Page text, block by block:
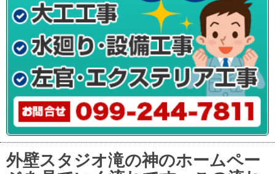
外壁スタジオ滝の神のホームペー